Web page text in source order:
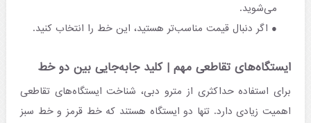
می‌شوید.
اگر دنبال قیمت مناسب‌تر هستید، این خط را انتخاب کنید.
ایستگاه‌های تقاطعی مهم | کلید جابه‌جایی بین دو خط
برای استفاده حداکثری از مترو دبی، شناخت ایستگاه‌های تقاطعی
اهمیت زیادی دارد. تنها دو ایستگاه هستند که خط قرمز و خط سبز